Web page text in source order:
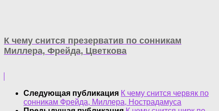
К чему снится презерватив по сонникам
Миллера, Фрейда, Цветкова
Следующая публикация К чему снится червяк по
сонникам Фрейда, Миллера, Нострадамуса